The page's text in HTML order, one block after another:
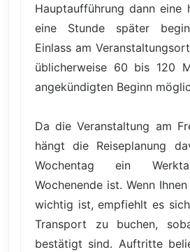
Hauptaufführung dann eine
eine Stunde später
Einlass am
üblicherweise 60 bis 120
angekündigten Beginn
Da die Veranstaltung am
hängt die Reiseplanung
Wochentag ein
Wochenende ist. Wenn
wichtig ist, empfiehlt es
Transport zu buchen,
bestätigt sind. Auftritte